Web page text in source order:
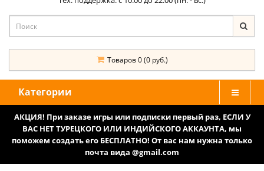
Товаров 0 (0 руб.)
Категории
АКЦИЯ! При заказе игры или подписки первый раз, ЕСЛИ У
ВАС НЕТ ТУРЕЦКОГО ИЛИ ИНДИЙСКОГО АККАУНТА, мы
поможем создать его БЕСПЛАТНО! От вас нам нужна только
почта вида @gmail.com